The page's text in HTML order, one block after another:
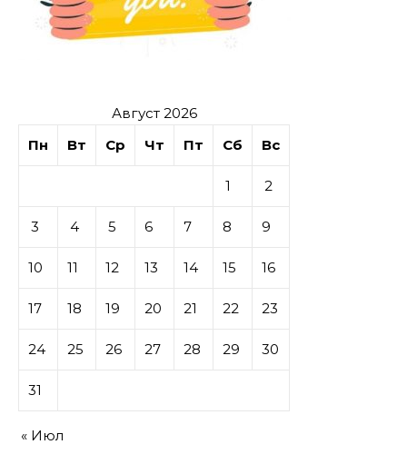
Август 2026
Пн
Вт Ср Чт Пт Сб Вс
1 2
3 4 5 6 7 8 9
10 11 12 13 14 15 16
17 18 19 20 21 22 23
24 25 26 27 28 29 30
31
« Июл